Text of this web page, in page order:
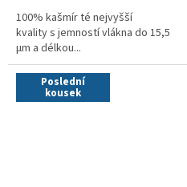
100% kašmír té nejvyšší
kvality s jemností vlákna do 15,5
µm a délkou...
Poslední
kousek